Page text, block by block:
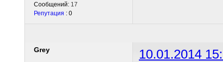
Сообщений: 17
Репутация : 0
Grey 10.01.2014